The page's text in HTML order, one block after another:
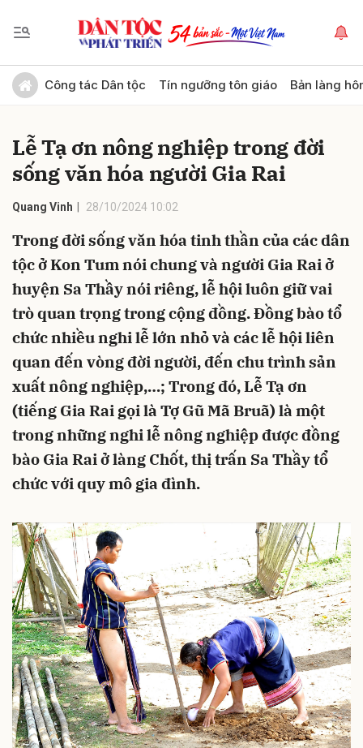
Công tác Dân tộc Tín ngưỡng tôn giáo Bản làng
Lễ Tạ ơn nông nghiệp trong đời
sống văn hóa người Gia Rai
Quang Vinh 28/10/2024 10:02
Trong đời sống văn hóa tinh thần của các dân
tộc ở Kon Tum nói chung và người Gia Rai ở
huyện Sa Thầy nói riêng, lễ hội luôn giữ vai
trò quan trọng trong cộng đồng. Đồng bào tổ
chức nhiều nghi lễ lớn nhỏ và các lễ hội liên
quan đến vòng đời người, đến chu trình sản
xuất nông nghiệp,…; Trong đó, Lễ Tạ ơn
(tiếng Gia Rai gọi là Tợ Gũ Mã Bruã) là một
trong những nghi lễ nông nghiệp được đồng
bào Gia Rai ở làng Chốt, thị trấn Sa Thầy tổ
chức với quy mô gia đình.
Gửi bình luận
Hủy Gửi